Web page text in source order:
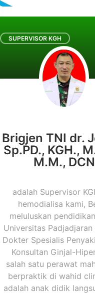
SUPERVISOR KGH
Brigjen TNI dr.
Sp.PD., KGH.,
M.M., DCN
adalah Supervisor
hemodialisa kami,
meluluskan
Universitas Padjadjaran
Dokter Spesialis
Konsultan Ginjal-
salah satu perawat
berpraktik di wahid
adalah anak didik